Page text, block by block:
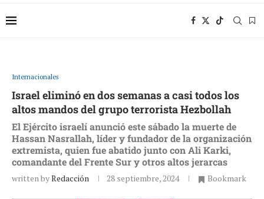
Internacionales
Israel eliminó en dos semanas a casi todos los
altos mandos del grupo terrorista Hezbollah
El Ejército israelí anunció este sábado la muerte de
Hassan Nasrallah, líder y fundador de la organización
extremista, quien fue abatido junto con Ali Karki,
comandante del Frente Sur y otros altos jerarcas
written byRedacción 28 septiembre, 2024 Bookmark